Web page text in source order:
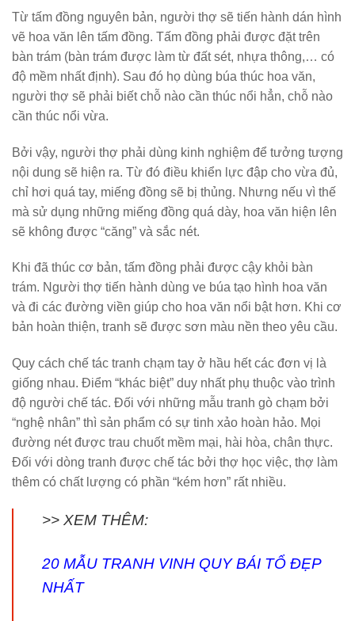
Từ tấm đồng nguyên bản, người thợ sẽ tiến hành dán hình
vẽ hoa văn lên tấm đồng. Tấm đồng phải được đặt trên
bàn trám (bàn trám được làm từ đất sét, nhựa thông,… có
độ mềm nhất định). Sau đó họ dùng búa thúc hoa văn,
người thợ sẽ phải biết chỗ nào cần thúc nổi hẳn, chỗ nào
cần thúc nổi vừa.
Bởi vậy, người thợ phải dùng kinh nghiệm để tưởng tượng
nội dung sẽ hiện ra. Từ đó điều khiển lực đập cho vừa đủ,
chỉ hơi quá tay, miếng đồng sẽ bị thủng. Nhưng nếu vì thế
mà sử dụng những miếng đồng quá dày, hoa văn hiện lên
sẽ không được “căng” và sắc nét.
Khi đã thúc cơ bản, tấm đồng phải được cậy khỏi bàn
trám. Người thợ tiến hành dùng ve búa tạo hình hoa văn
và đi các đường viền giúp cho hoa văn nổi bật hơn. Khi cơ
bản hoàn thiện, tranh sẽ được sơn màu nền theo yêu cầu.
Quy cách chế tác tranh chạm tay ở hầu hết các đơn vị là
giống nhau. Điểm “khác biệt” duy nhất phụ thuộc vào trình
độ người chế tác. Đối với những mẫu tranh gò chạm bởi
“nghệ nhân” thì sản phẩm có sự tinh xảo hoàn hảo. Mọi
đường nét được trau chuốt mềm mại, hài hòa, chân thực.
Đối với dòng tranh được chế tác bởi thợ học việc, thợ làm
thêm có chất lượng có phần “kém hơn” rất nhiều.
>> XEM THÊM:
20 MẪU TRANH VINH QUY BÁI TỔ ĐẸP
NHẤT